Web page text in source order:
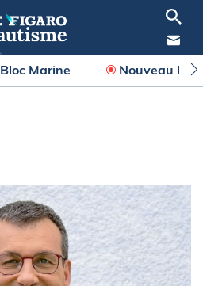
Bloc Marine Nouveau